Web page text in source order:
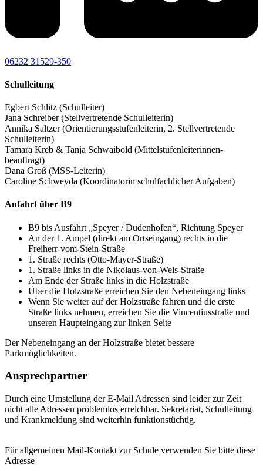
06232 31529-350
Schulleitung
Egbert Schlitz (Schulleiter)
Jana Schreiber (Stellvertretende Schulleiterin)
Annika Saltzer (Orientierungsstufenleiterin, 2. Stellvertretende
Schulleiterin)
Tamara Kreb & Tanja Schwaibold (Mittelstufenleiterinnen-
beauftragt)
Dana Groß (MSS-Leiterin)
Caroline Schweyda (Koordinatorin schulfachlicher Aufgaben)
Anfahrt über B9
B9 bis Ausfahrt „Speyer / Dudenhofen“, Richtung Speyer
An der 1. Ampel (direkt am Ortseingang) rechts in die
Freiherr-vom-Stein-Straße
1. Straße rechts (Otto-Mayer-Straße)
1. Straße links in die Nikolaus-von-Weis-Straße
Am Ende der Straße links in die Holzstraße
Über die Holzstraße erreichen Sie den Nebeneingang links
Wenn Sie weiter auf der Holzstraße fahren und die erste
Straße links nehmen, erreichen Sie die Vincentiusstraße und
unseren Haupteingang zur linken Seite
Der Nebeneingang an der Holzstraße bietet bessere
Parkmöglichkeiten.
Ansprechpartner
Durch eine Umstellung der E-Mail Adressen sind leider zur Zeit
nicht alle Adressen problemlos erreichbar. Sekretariat, Schulleitung
und Krankmeldung sind weiterhin funktionstüchtig.
Für allgemeinen Mail-Kontakt zur Schule verwenden Sie bitte diese
Adresse